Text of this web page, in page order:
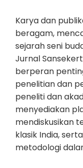
Karya dan
beragam,
sejarah seni
Jurnal
berperan
penelitian dan
peneliti dan
menyediakan
mendiskusikan
klasik India,
metodologi